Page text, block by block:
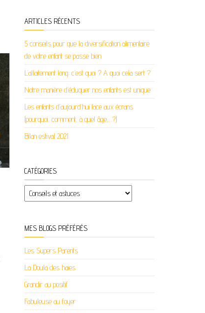
ARTICLES RÉCENTS
5 conseils pour que la diversification alimentaire
de votre enfant se passe bien
L’allaitement long: c’est quoi ? A quoi cela sert ?
Notre manière d’éduquer nos enfants est unique
Les enfants d’aujourd’hui face aux écrans
(pourquoi, comment, à quel âge,…?)
Bilan estival 2021
CATÉGORIES
Catégories
MES BLOGS PRÉFÉRÉS
Les Supers Parents
La Doula des haies
Grandir au positif
Fabuleuse au foyer